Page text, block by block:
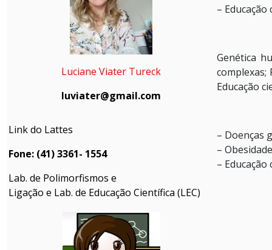
Luciane Viater Tureck
luviater@gmail.com
Link do Lattes
Fone: (41) 3361- 1554
Lab. de Polimorfismos e
Ligação e Lab. de Educação Científica (LEC)
– Educação
Genética
complexas;
Educação
– Doenças
– Obesidade
– Educação